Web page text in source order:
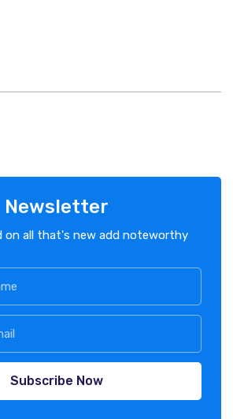
Newsletter
on all that's new add noteworthy
Subscribe Now